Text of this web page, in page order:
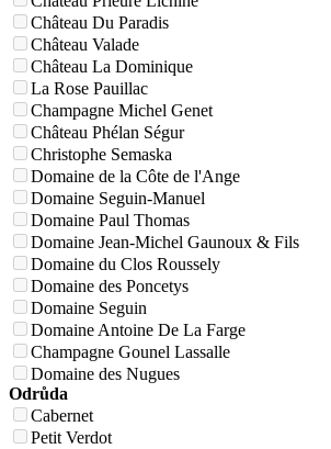
Château Du Paradis
Château Valade
Château La Dominique
La Rose Pauillac
Champagne Michel Genet
Château Phélan Ségur
Christophe Semaska
Domaine de la Côte de l'Ange
Domaine Seguin-Manuel
Domaine Paul Thomas
Domaine Jean-Michel Gaunoux & Fils
Domaine du Clos Roussely
Domaine des Poncetys
Domaine Seguin
Domaine Antoine De La Farge
Champagne Gounel Lassalle
Domaine des Nugues
Odrůda
Cabernet
Petit Verdot